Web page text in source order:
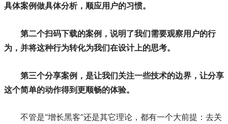
具体案例做具体分析，顺应用户的习惯。
第二个扫码下载的案例，说明了我们需要观察用户的行
为，并将这种行为转化为我们在设计上的思考。
第三个分享案例，是让我们关注一些技术的边界，让分享
这个简单的动作得到更顺畅的体验。
不管是“增长黑客”还是其它理论，都有一个大前提：去关